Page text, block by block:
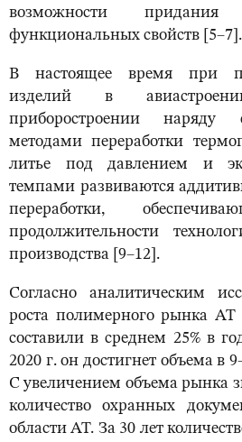
возможности
функциональных свойств [5–7].
В настоящее время при
изделий в
приборостроении
методами переработки
литье под давлением и
темпами развиваются
переработки,
продолжительности
производства [9–12].
Согласно аналитическим
роста полимерного рынка АТ
составили в среднем 25% в
2020 г. он достигнет объема
С увеличением объема рынка
количество охранных
области АТ. За 30 лет